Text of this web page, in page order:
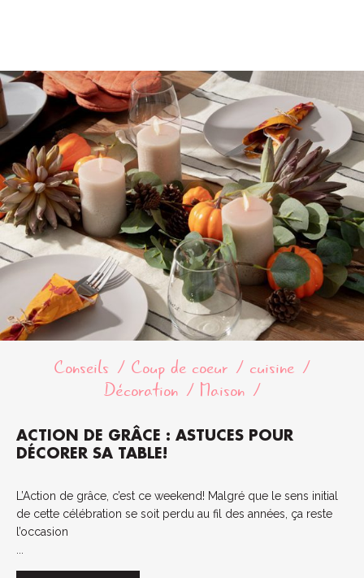
Conseils Coup de coeur
cuisine
Décoration
Maison
ACTION DE GRÂCE : ASTUCES POUR
DÉCORER SA TABLE!
L’Action de grâce, c’est ce weekend! Malgré que le sens initial
de cette célébration se soit perdu au fil des années, ça reste
l’occasion